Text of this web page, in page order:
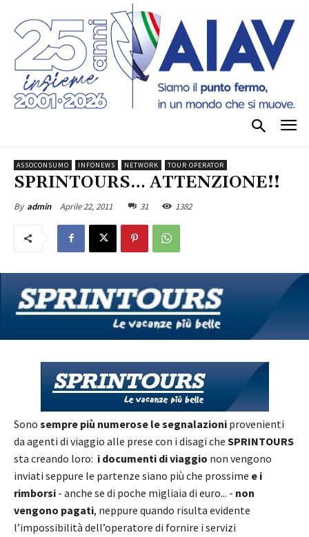
ASSOCONSUMO INFONEWS NETWORK TOUR OPERATOR
SPRINTOURS… ATTENZIONE!!
By admin Aprile 22, 2011 31 1382
Sono sempre più numerose le segnalazioni provenienti
da agenti di viaggio alle prese con i disagi che SPRINTOURS
sta creando loro: i documenti di viaggio non vengono
inviati seppure le partenze siano più che prossime e i
rimborsi - anche se di poche migliaia di euro... - non
vengono pagati, neppure quando risulta evidente
l’impossibilità dell’operatore di fornire i servizi